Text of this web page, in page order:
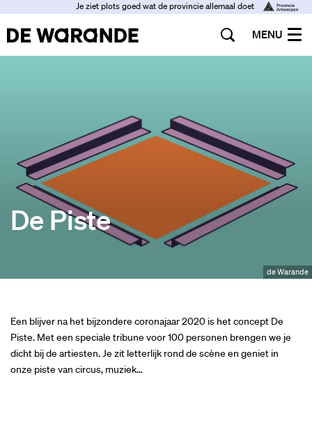
Je ziet plots goed wat de provincie allemaal doet
MENU
de Warande
De Piste
Een blijver na het bijzondere coronajaar 2020 is het concept De
Piste. Met een speciale tribune voor 100 personen brengen we je
dicht bij de artiesten. Je zit letterlijk rond de scène en geniet in
onze piste van circus, muziek…